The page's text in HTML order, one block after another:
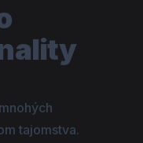
tajomstva.